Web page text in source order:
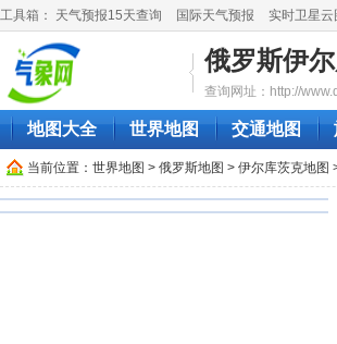
工具箱： 天气预报15天查询 国际天气预报 实时卫星云
俄罗斯伊
查询网址：http://
地图大全 世界地图 交通地图
当前位置： 世界地图 > 俄罗斯地图 > 伊尔库茨克地图